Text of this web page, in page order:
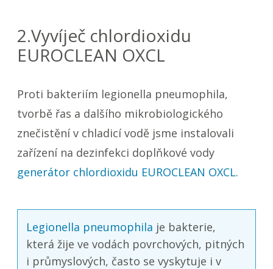
2.Vyvíječ chlordioxidu
EUROCLEAN OXCL
Proti bakteriím legionella pneumophila,
tvorbě řas a dalšího mikrobiologického
znečistění v chladicí vodě jsme instalovali
zařízení na dezinfekci doplňkové vody
generátor chlordioxidu EUROCLEAN OXCL.
Legionella pneumophila je bakterie,
která žije ve vodách povrchových, pitných
i průmyslových, často se vyskytuje i v